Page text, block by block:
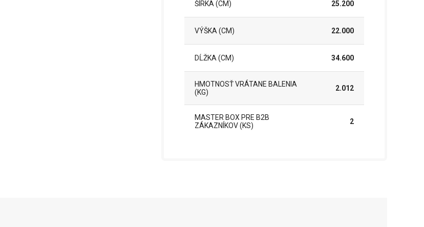
ŠÍRKA (CM) 25.200
VÝŠKA (CM) 22.000
DĹŽKA (CM) 34.600
HMOTNOSŤ VRÁTANE BALENIA
(KG)
2.012
MASTER BOX PRE B2B
ZÁKAZNÍKOV (KS)
2